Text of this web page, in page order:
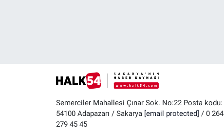
Semerciler Mahallesi Çınar Sok. No:22 Posta kodu:
54100 Adapazarı / Sakarya [email protected] / 0 264
279 45 45